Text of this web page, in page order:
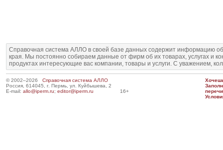
Справочная система АЛЛО в своей базе данных содержит информацию
края. Мы постоянно собираем данные от фирм об их товарах, услугах и
продуктах интересующие вас компании, товары и услуги. С уважением,
© 2002–2026 Справочная система АЛЛО
Россия, 614045, г. Пермь, ул. Куйбышева, 2
E-mail: allo@iperm.ru; editor@iperm.ru 16+